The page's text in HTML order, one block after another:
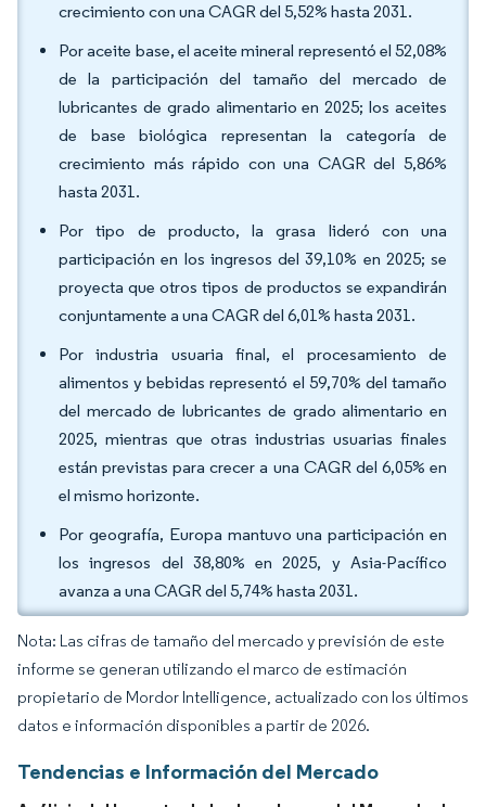
crecimiento con una CAGR del 5,52% hasta 2031.
Por aceite base, el aceite mineral representó el 52,08%
de la participación del tamaño del mercado de
lubricantes de grado alimentario en 2025; los aceites
de base biológica representan la categoría de
crecimiento más rápido con una CAGR del 5,86%
hasta 2031.
Por tipo de producto, la grasa lideró con una
participación en los ingresos del 39,10% en 2025; se
proyecta que otros tipos de productos se expandirán
conjuntamente a una CAGR del 6,01% hasta 2031.
Por industria usuaria final, el procesamiento de
alimentos y bebidas representó el 59,70% del tamaño
del mercado de lubricantes de grado alimentario en
2025, mientras que otras industrias usuarias finales
están previstas para crecer a una CAGR del 6,05% en
el mismo horizonte.
Por geografía, Europa mantuvo una participación en
los ingresos del 38,80% en 2025, y Asia-Pacífico
avanza a una CAGR del 5,74% hasta 2031.
Nota: Las cifras de tamaño del mercado y previsión de este
informe se generan utilizando el marco de estimación
propietario de Mordor Intelligence, actualizado con los últimos
datos e información disponibles a partir de 2026.
Tendencias e Información del Mercado